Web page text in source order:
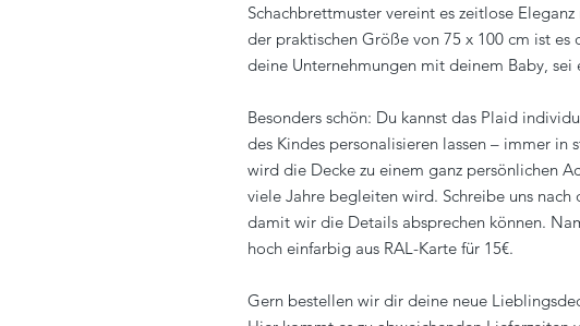
Schachbrettmuster vereint es zeitlose
der praktischen Größe von 75 x 100 cm ist
deine Unternehmungen mit deinem Baby, sei
Besonders schön: Du kannst das Plaid
des Kindes personalisieren lassen – immer in
wird die Decke zu einem ganz persönlichen
viele Jahre begleiten wird. Schreibe uns nach
damit wir die Details absprechen können.
hoch einfarbig aus RAL-Karte für 15€.
Gern bestellen wir dir deine neue